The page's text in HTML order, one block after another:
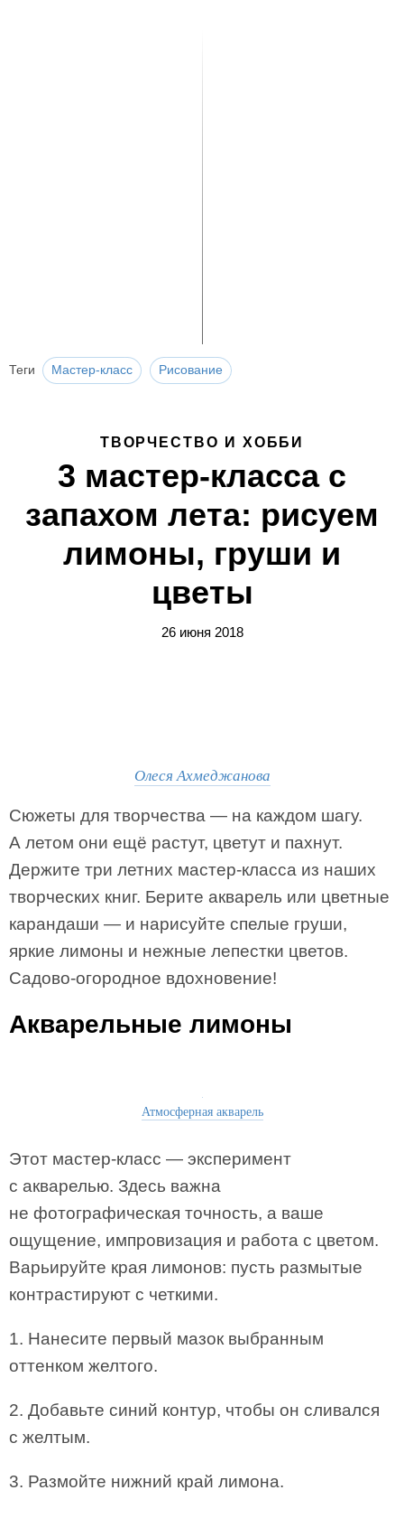
Теги Мастер-класс Рисование
ТВОРЧЕСТВО И ХОББИ
3 мастер-класса с
запахом лета: рисуем
лимоны, груши и
цветы
26 июня 2018
Олеся Ахмеджанова
Сюжеты для творчества — на каждом шагу.
А летом они ещё растут, цветут и пахнут.
Держите три летних мастер-класса из наших
творческих книг. Берите акварель или цветные
карандаши — и нарисуйте спелые груши,
яркие лимоны и нежные лепестки цветов.
Садово-огородное вдохновение!
Акварельные лимоны
Атмосферная акварель
Этот мастер-класс — эксперимент
с акварелью. Здесь важна
не фотографическая точность, а ваше
ощущение, импровизация и работа с цветом.
Варьируйте края лимонов: пусть размытые
контрастируют с четкими.
1. Нанесите первый мазок выбранным
оттенком желтого.
2. Добавьте синий контур, чтобы он сливался
с желтым.
3. Размойте нижний край лимона.